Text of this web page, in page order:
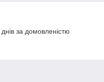
за домовленістю